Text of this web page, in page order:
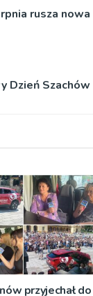
rusza nowa
Dzień Szachów
przyjechał do